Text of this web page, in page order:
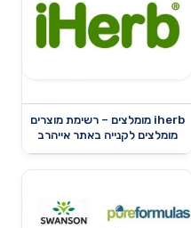
iherb מומלצים – רשימת מוצרים
מומלצים לקנייה באתר אייהרב